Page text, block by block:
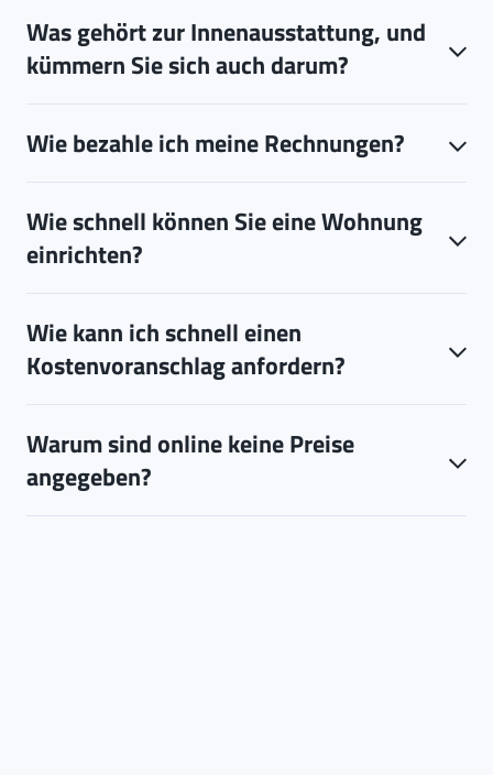
Was gehört zur Innenausstattung, und
kümmern Sie sich auch darum?
Wie bezahle ich meine Rechnungen?
Wie schnell können Sie eine Wohnung
einrichten?
Wie kann ich schnell einen
Kostenvoranschlag anfordern?
Warum sind online keine Preise
angegeben?